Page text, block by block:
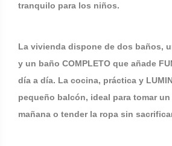
tranquilo para los niños.
La vivienda dispone de dos baños,
y un baño COMPLETO que añade
día a día. La cocina, práctica y
pequeño balcón, ideal para tomar
mañana o tender la ropa sin